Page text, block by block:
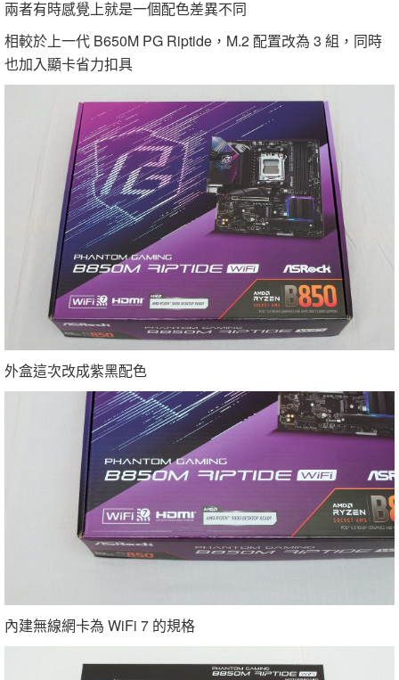
兩者有時感覺上就是一個配色差異不同
相較於上一代 B650M PG Riptide，M.2 配置改為 3 組，同時
也加入顯卡省力扣具
外盒這次改成紫黑配色
內建無線網卡為 WiFi 7 的規格